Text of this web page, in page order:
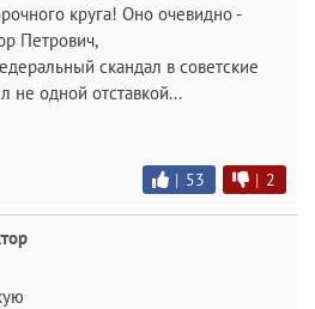
круга! Оно очевидно -
Петрович,
скандал в советские
не одной отставкой...
| 53 | 2